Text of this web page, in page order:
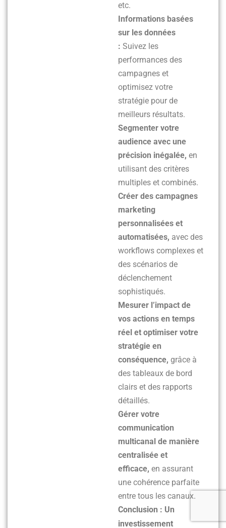
etc.
Informations basées
sur les données
: Suivez les
performances des
campagnes et
optimisez votre
stratégie pour de
meilleurs résultats.
Segmenter votre
audience avec une
précision inégalée, en
utilisant des critères
multiples et combinés.
Créer des campagnes
marketing
personnalisées et
automatisées, avec des
workflows complexes et
des scénarios de
déclenchement
sophistiqués.
Mesurer l’impact de
vos actions en temps
réel et optimiser votre
stratégie en
conséquence, grâce à
des tableaux de bord
clairs et des rapports
détaillés.
Gérer votre
communication
multicanal de manière
centralisée et
efficace, en assurant
une cohérence parfaite
entre tous les canaux.
Conclusion : Un
investissement